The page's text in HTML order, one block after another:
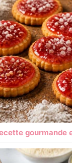
gourmande